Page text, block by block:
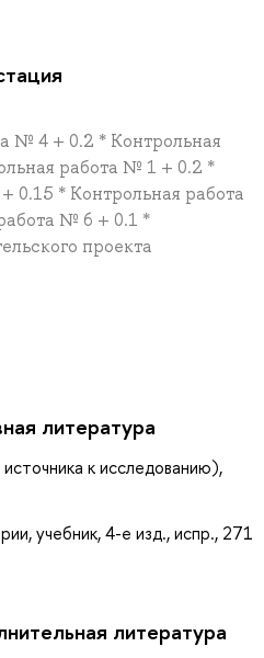
№ 4 + 0.2 * Контрольная
работа № 1 + 0.2 *
0.15 * Контрольная работа
№ 6 + 0.1 *
проекта
литература
к исследованию),
учебник, 4-е изд., испр., 271
литература